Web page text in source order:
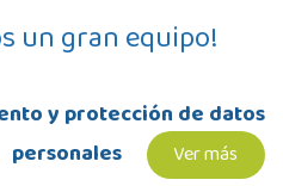
un gran equipo!
y protección de datos
personales
Ver más